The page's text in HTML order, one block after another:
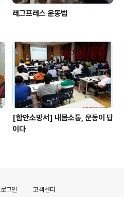
레그프레스 운동법
[함안소방서] 내몸소통, 운동이 답
이다
로그인 고객센터